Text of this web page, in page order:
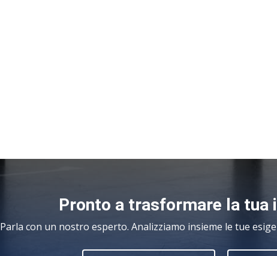
Pronto a trasformare la tua
Parla con un nostro esperto. Analizziamo insieme le tue